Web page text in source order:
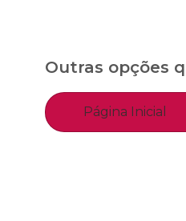
Outras opções
Página Inicial